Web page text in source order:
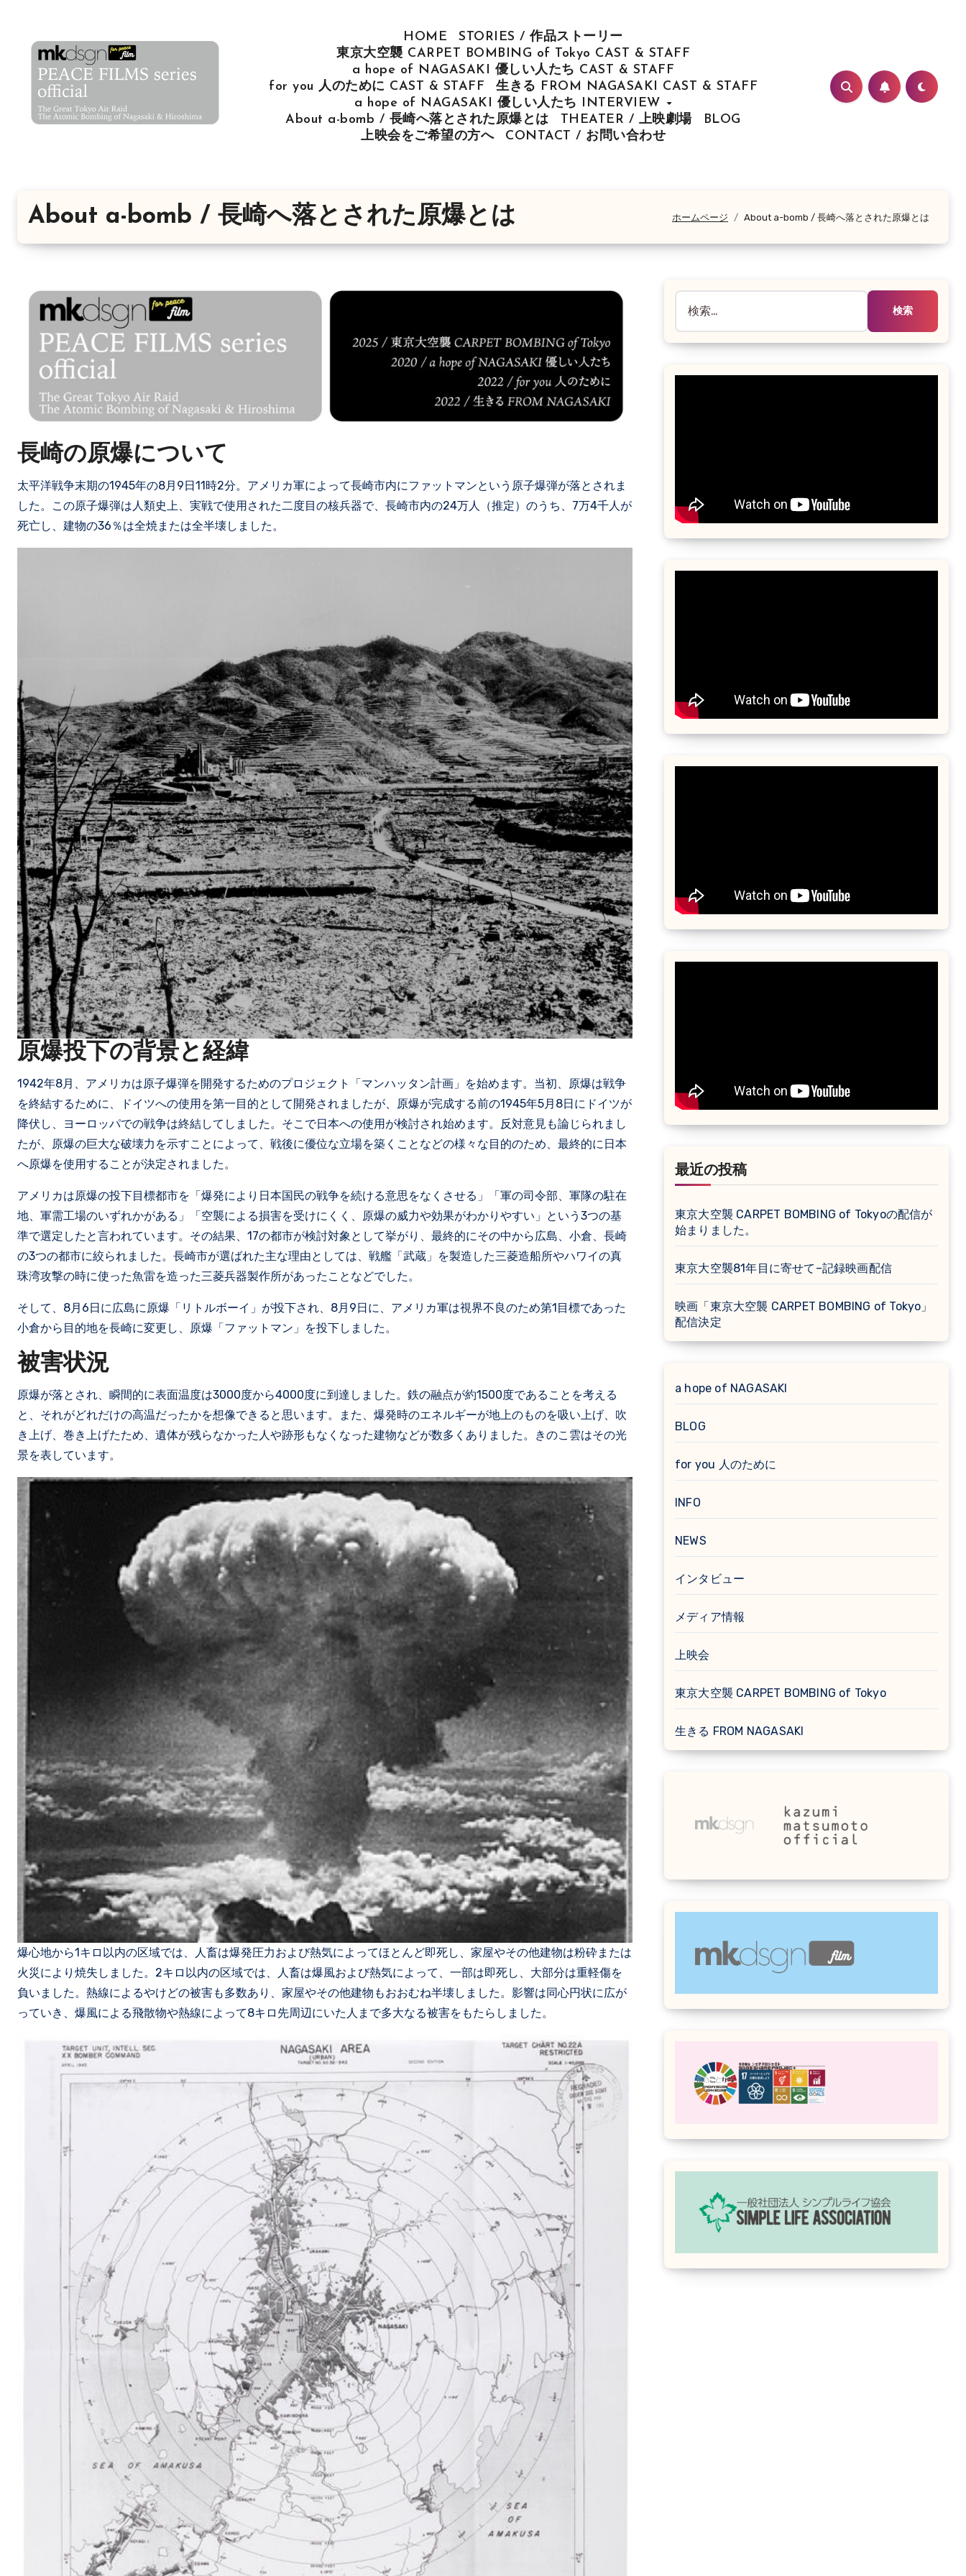
HOME
STORIES / 作品ストーリー
東京大空襲 CARPET BOMBING of Tokyo CAST & STAFF
a hope of NAGASAKI 優しい人たち CAST & STAFF
for you 人のために CAST & STAFF
生きる FROM NAGASAKI CAST & STAFF
a hope of NAGASAKI 優しい人たち INTERVIEW
About a-bomb / 長崎へ落とされた原爆とは
THEATER / 上映劇場
BLOG
上映会をご希望の方へ
CONTACT / お問い合わせ
About a-bomb / 長崎へ落とされた原爆とは ホームページ About a-bomb / 長崎へ落とされた原爆とは
長崎の原爆について
太平洋戦争末期の1945年の8月9日11時2分。アメリカ軍によって長崎市内にファットマンという原子爆弾が落とされま
した。この原子爆弾は人類史上、実戦で使用された二度目の核兵器で、長崎市内の24万人（推定）のうち、7万4千人が
死亡し、建物の36％は全焼または全半壊しました。
原爆投下の背景と経緯
1942年8月、アメリカは原子爆弾を開発するためのプロジェクト「マンハッタン計画」を始めます。当初、原爆は戦争
を終結するために、ドイツへの使用を第一目的として開発されましたが、原爆が完成する前の1945年5月8日にドイツが
降伏し、ヨーロッパでの戦争は終結してしました。そこで日本への使用が検討され始めます。反対意見も論じられまし
たが、原爆の巨大な破壊力を示すことによって、戦後に優位な立場を築くことなどの様々な目的のため、最終的に日本
へ原爆を使用することが決定されました。
アメリカは原爆の投下目標都市を「爆発により日本国民の戦争を続ける意思をなくさせる」「軍の司令部、軍隊の駐在
地、軍需工場のいずれかがある」「空襲による損害を受けにくく、原爆の威力や効果がわかりやすい」という3つの基
準で選定したと言われています。その結果、17の都市が検討対象として挙がり、最終的にその中から広島、小倉、長崎
の3つの都市に絞られました。長崎市が選ばれた主な理由としては、戦艦「武蔵」を製造した三菱造船所やハワイの真
珠湾攻撃の時に使った魚雷を造った三菱兵器製作所があったことなどでした。
そして、8月6日に広島に原爆「リトルボーイ」が投下され、8月9日に、アメリカ軍は視界不良のため第1目標であった
小倉から目的地を長崎に変更し、原爆「ファットマン」を投下しました。
被害状況
原爆が落とされ、瞬間的に表面温度は3000度から4000度に到達しました。鉄の融点が約1500度であることを考える
と、それがどれだけの高温だったかを想像できると思います。また、爆発時のエネルギーが地上のものを吸い上げ、吹
き上げ、巻き上げたため、遺体が残らなかった人や跡形もなくなった建物などが数多くありました。きのこ雲はその光
景を表しています。
爆心地から1キロ以内の区域では、人畜は爆発圧力および熱気によってほとんど即死し、家屋やその他建物は粉砕または
火災により焼失しました。2キロ以内の区域では、人畜は爆風および熱気によって、一部は即死し、大部分は重軽傷を
負いました。熱線によるやけどの被害も多数あり、家屋やその他建物もおおむね半壊しました。影響は同心円状に広が
っていき、爆風による飛散物や熱線によって8キロ先周辺にいた人まで多大なる被害をもたらしました。
最近の投稿
東京大空襲 CARPET BOMBING of Tokyoの配信が
始まりました。
東京大空襲81年目に寄せて–記録映画配信
映画「東京大空襲 CARPET BOMBING of Tokyo」
配信決定
a hope of NAGASAKI
BLOG
for you 人のために
INFO
NEWS
インタビュー
メディア情報
上映会
東京大空襲 CARPET BOMBING of Tokyo
生きる FROM NAGASAKI